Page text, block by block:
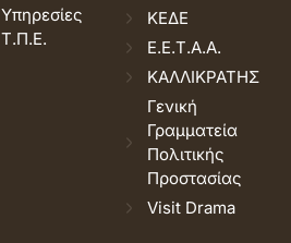
Υπηρεσίες
Τ.Π.Ε.
ΚΕΔΕ
Ε.Ε.Τ.Α.Α.
ΚΑΛΛΙΚΡΑΤΗΣ
Γενική
Γραμματεία
Πολιτικής
Προστασίας
Visit Drama